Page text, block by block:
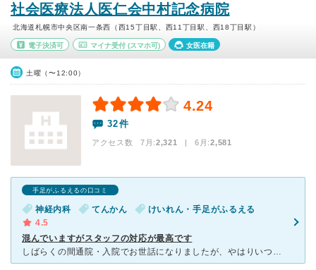
社会医療法人医仁会中村記念病院
北海道札幌市中央区南一条西（西15丁目駅、西11丁目駅、西18丁目駅）
電子決済可 マイナ受付(スマホ可) 女医在籍
土曜（〜12:00）
4.24
32件
アクセス数 7月:2,321 | 6月:2,581
手足がふるえるの口コミ
神経内科 てんかん
けいれん・手足がふるえる
4.5
混んでいますがスタッフの対応が最高です
しばらくの間通院・入院でお世話になりましたが、やはりいつでも混んでいる印象があります。外来受付の方の愛想はなくとも、冷静な判断をしてくれます。 看護師さんはお話しやすい方が多く、顔と名前だけではなく